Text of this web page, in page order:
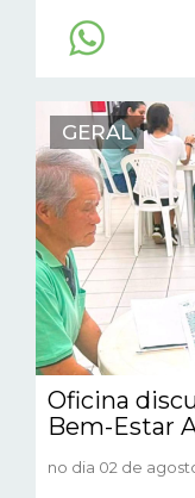
GERAL
Oficina
Bem-Estar
no dia 02 de agosto